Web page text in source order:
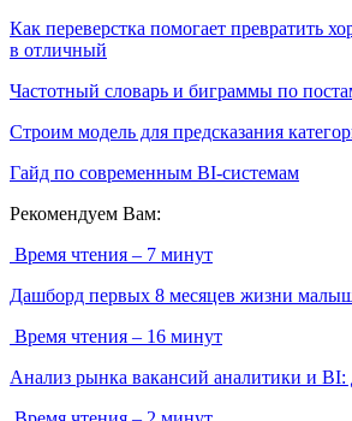
Как переверстка помогает превратить
в отличный
Частотный словарь и биграммы по
Строим модель для предсказания
Гайд по современным BI-системам
Рекомендуем Вам:
Время чтения – 7 минут
Дашборд первых 8 месяцев жизни
Время чтения – 16 минут
Анализ рынка вакансий аналитики и BI: